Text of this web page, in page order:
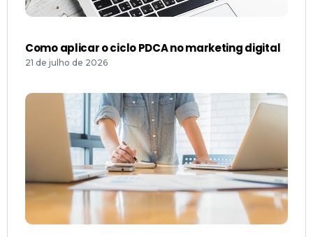
Como aplicar o ciclo PDCA no marketing digital
21 de julho de 2026